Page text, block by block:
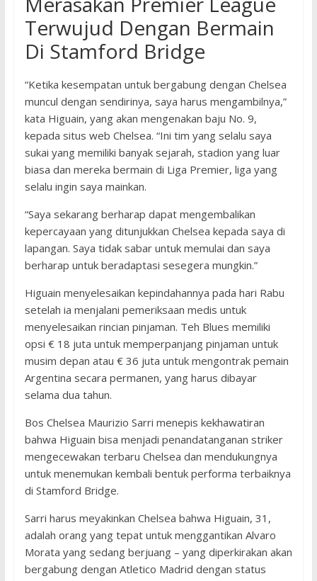
Terwujud Dengan Bermain
Di Stamford Bridge
“Ketika kesempatan untuk bergabung dengan Chelsea
muncul dengan sendirinya, saya harus mengambilnya,”
kata Higuain, yang akan mengenakan baju No. 9,
kepada situs web Chelsea. “Ini tim yang selalu saya
sukai yang memiliki banyak sejarah, stadion yang luar
biasa dan mereka bermain di Liga Premier, liga yang
selalu ingin saya mainkan.
“Saya sekarang berharap dapat mengembalikan
kepercayaan yang ditunjukkan Chelsea kepada saya di
lapangan. Saya tidak sabar untuk memulai dan saya
berharap untuk beradaptasi sesegera mungkin.”
Higuain menyelesaikan kepindahannya pada hari Rabu
setelah ia menjalani pemeriksaan medis untuk
menyelesaikan rincian pinjaman. Teh Blues memiliki
opsi € 18 juta untuk memperpanjang pinjaman untuk
musim depan atau € 36 juta untuk mengontrak pemain
Argentina secara permanen, yang harus dibayar
selama dua tahun.
Bos Chelsea Maurizio Sarri menepis kekhawatiran
bahwa Higuain bisa menjadi penandatanganan striker
mengecewakan terbaru Chelsea dan mendukungnya
untuk menemukan kembali bentuk performa terbaiknya
di Stamford Bridge.
Sarri harus meyakinkan Chelsea bahwa Higuain, 31,
adalah orang yang tepat untuk menggantikan Alvaro
Morata yang sedang berjuang – yang diperkirakan akan
bergabung dengan Atletico Madrid dengan status